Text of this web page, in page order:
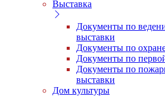
Выставка
Документы по
выставки
Документы по
Документы по
Документы по
выставки
Дом культуры